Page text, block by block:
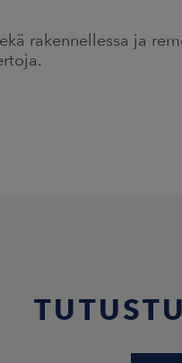
rakennellessa ja